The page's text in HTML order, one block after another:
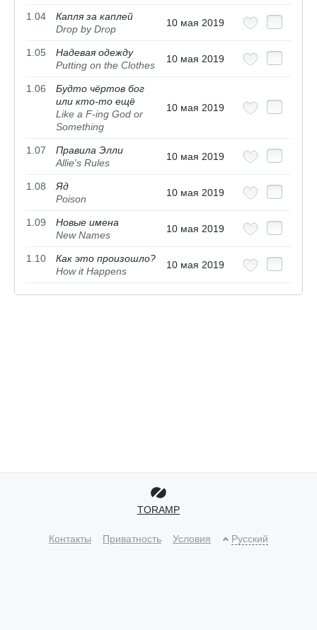
1.04
Капля за каплей
Drop by Drop
10 мая 2019
1.05
Надевая одежду
Putting on the Clothes
10 мая 2019
1.06
Будто чёртов бог
или кто-то ещё
Like a F-ing God or
Something
10 мая 2019
1.07
Правила Элли
Allie's Rules
10 мая 2019
1.08
Яд
Poison
10 мая 2019
1.09
Новые имена
New Names
10 мая 2019
1.10
Как это произошло?
How it Happens
10 мая 2019
TORAMP
Контакты Приватность Условия Русский